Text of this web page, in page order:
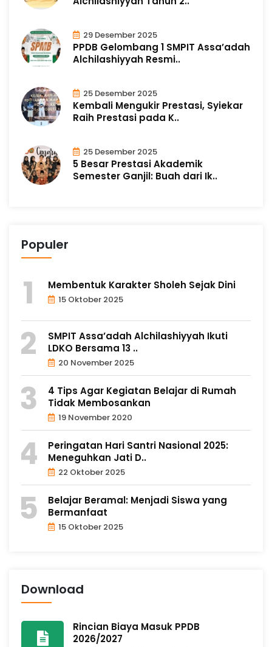
29 Desember 2025
PPDB Gelombang 1 SMPIT Assa’adah
Alchilashiyyah Resmi..
25 Desember 2025
Kembali Mengukir Prestasi, Syiekar
Raih Prestasi pada K..
25 Desember 2025
5 Besar Prestasi Akademik
Semester Ganjil: Buah dari Ik..
Populer
Membentuk Karakter Sholeh Sejak Dini
15 Oktober 2025
SMPIT Assa’adah Alchilashiyyah Ikuti
LDKO Bersama 13 ..
20 November 2025
4 Tips Agar Kegiatan Belajar di Rumah
Tidak Membosankan
19 November 2020
Peringatan Hari Santri Nasional 2025:
Meneguhkan Jati D..
22 Oktober 2025
Belajar Beramal: Menjadi Siswa yang
Bermanfaat
15 Oktober 2025
Download
Rincian Biaya Masuk PPDB
2026/2027